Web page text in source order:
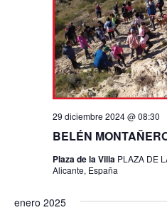
BELÉN
29 diciembre 2024 @ 08:30
Plaza de la Villa PLAZA DE
Alicante, España
enero 2025